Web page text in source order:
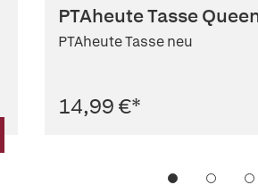
PTAheute Tasse
PTAheute Tasse neu
14,99 €*